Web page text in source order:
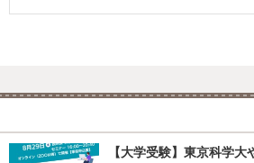
【大学受験】東京科学